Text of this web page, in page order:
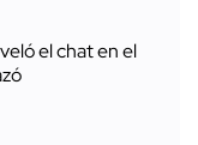
el chat en el